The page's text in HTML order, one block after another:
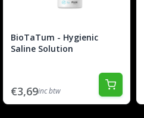
BioTaTum - Hygienic
Saline Solution
€3,69inc btw